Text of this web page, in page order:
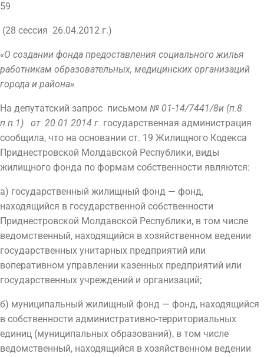
59
(28 сессия 26.04.2012 г.)
«О создании фонда предоставления социального жилья
работникам образовательных, медицинских организаций
города и района».
На депутатский запрос письмом № 01-14/7441/8и (п.8
п.п.1) от 20.01.2014 г. государственная администрация
сообщила, что на основании ст. 19 Жилищного Кодекса
Приднестровской Молдавской Республики, виды
жилищного фонда по формам собственности являются:
а) государственный жилищный фонд — фонд,
находящийся в государственной собственности
Приднестровской Молдавской Республики, в том числе
ведомственный, находящийся в хозяйственном ведении
государственных унитарных предприятий или
воперативном управлении казенных предприятий или
государственных учреждений и организаций;
б) муниципальный жилищный фонд — фонд, находящийся
в собственности административно-территориальных
единиц (муниципальных образований), в том числе
ведомственный, находящийся в хозяйственном ведении